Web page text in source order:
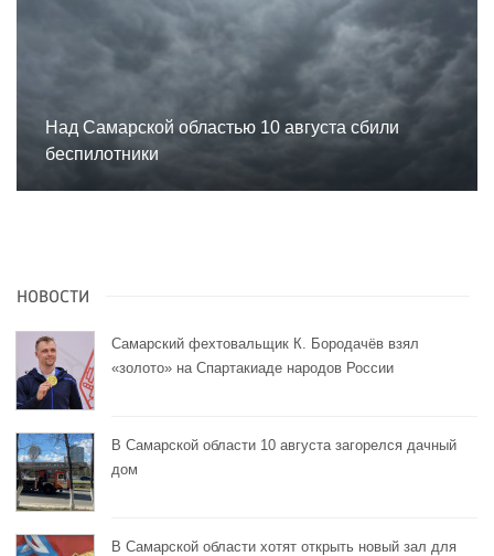
Над Самарской областью 10 августа сбили
беспилотники
НОВОСТИ
Самарский фехтовальщик К. Бородачёв взял
«золото» на Спартакиаде народов России
В Самарской области 10 августа загорелся дачный
дом
В Самарской области хотят открыть новый зал для